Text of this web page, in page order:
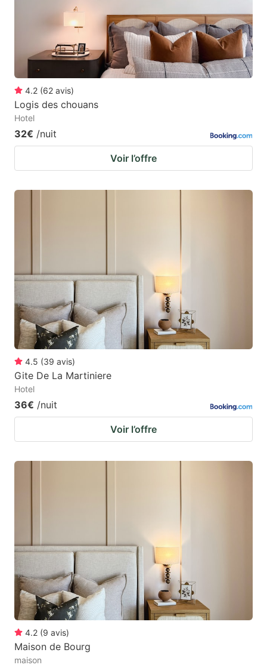
4.2 (62 avis)
Logis des chouans
Hotel
32€ /nuit
Voir l’offre
4.5 (39 avis)
Gite De La Martiniere
Hotel
36€ /nuit
Voir l’offre
4.2 (9 avis)
Maison de Bourg
maison